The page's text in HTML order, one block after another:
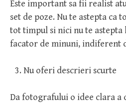
Este important sa fii realist
set de poze. Nu te astepta ca
tot timpul si nici nu te
facator de minuni, indiferent
Nu oferi descrieri scurte
Da fotografului o idee clara a